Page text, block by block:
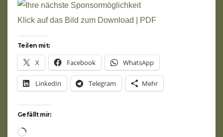
Klick auf das Bild zum Download | PDF
Teilen mit:
X Facebook WhatsApp
LinkedIn Telegram Mehr
Gefällt mir:
Wird